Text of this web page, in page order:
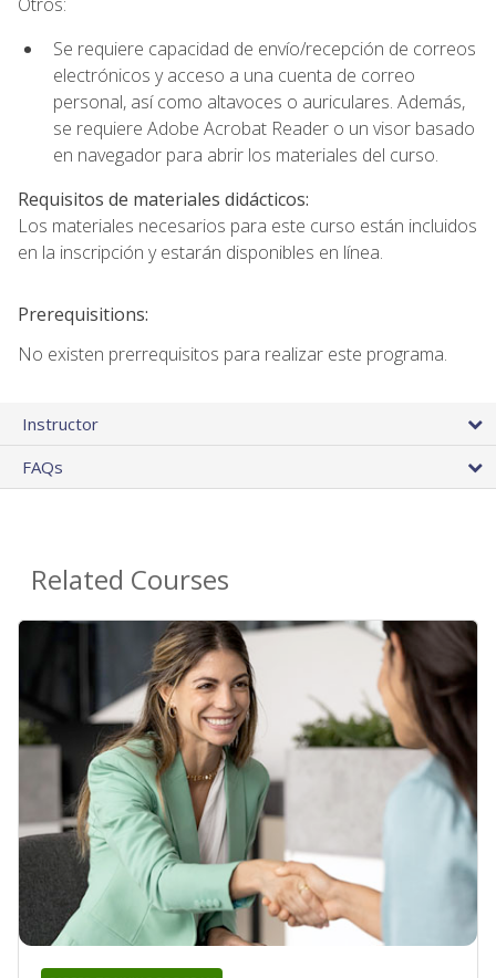
Se requiere capacidad de envío/recepción de correos
electrónicos y acceso a una cuenta de correo
personal, así como altavoces o auriculares. Además,
se requiere Adobe Acrobat Reader o un visor basado
en navegador para abrir los materiales del curso.
Requisitos de materiales didácticos:
Los materiales necesarios para este curso están incluidos
en la inscripción y estarán disponibles en línea.
Prerequisitions:
No existen prerrequisitos para realizar este programa.
Instructor
FAQs
Related Courses